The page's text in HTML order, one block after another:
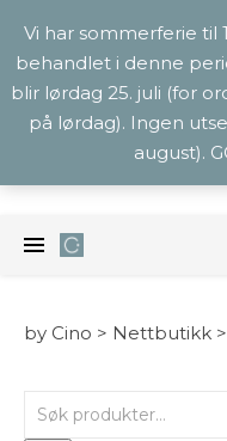
by Cino > Nettbutikk >
Vi har sommerferie til
behandlet i denne
blir lørdag 25. juli (for
på lørdag). Ingen
august).